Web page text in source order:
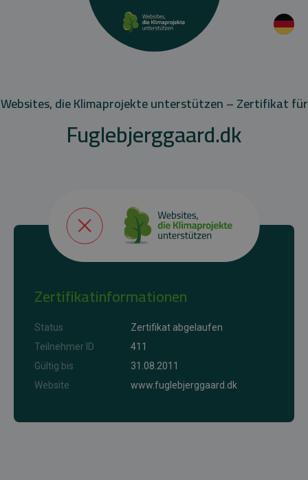
Websites, die Klimaprojekte unterstützen – Zertifikat für
Fuglebjerggaard.dk
Zertifikatinformationen
Status
Zertifikat abgelaufen
Teilnehmer ID
411
Gültig bis
31.08.2011
Website
www.fuglebjerggaard.dk